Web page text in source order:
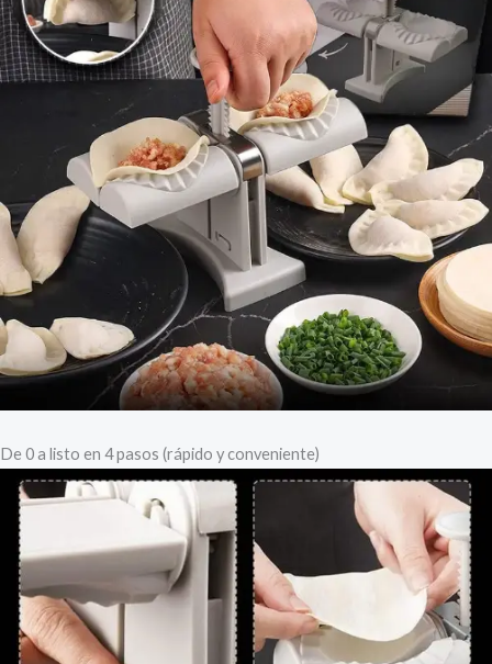
De 0 a listo en 4 pasos (rápido y conveniente)